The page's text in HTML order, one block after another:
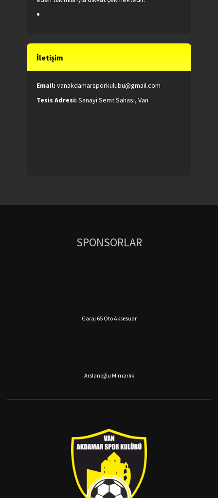
İletişim
Email: vanakdamarsporkulubu@gmail.com
Tesis Adresi: Sanayi Semt Sahası, Van
SPONSORLAR
Garaj 65 Oto Aksesuar
Arslanoğlu Mimarlık